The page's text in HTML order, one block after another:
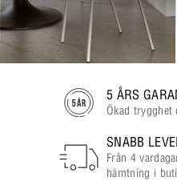
5 ÅRS
Ökad trygghet
SNABB
Från 4
hämtning i